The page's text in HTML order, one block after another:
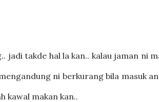
jadi takde hal la kan.. kalau jaman ni
ni berkurang bila masuk
kawal makan kan..